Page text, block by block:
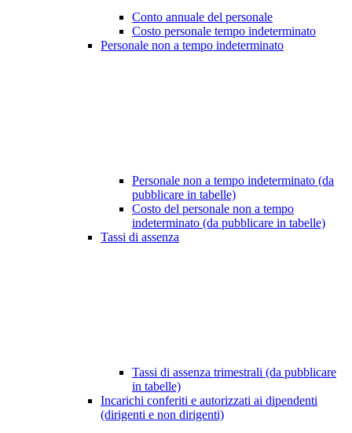
Conto annuale del personale
Costo personale tempo indeterminato
Personale non a tempo indeterminato
Personale non a tempo indeterminato (da
pubblicare in tabelle)
Costo del personale non a tempo
indeterminato (da pubblicare in tabelle)
Tassi di assenza
Tassi di assenza trimestrali (da pubblicare
in tabelle)
Incarichi conferiti e autorizzati ai dipendenti
(dirigenti e non dirigenti)